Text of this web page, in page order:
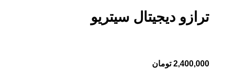
ترازو دیجیتال سیتریو
2,400,000 تومان